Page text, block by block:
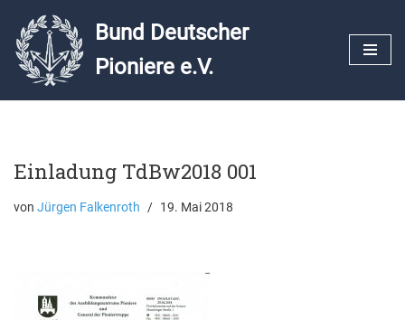
Zum
Inhalt
Bund Deutscher
Pioniere e.V.
Einladung TdBw2018 001
von Jürgen Falkenroth 19. Mai 2018